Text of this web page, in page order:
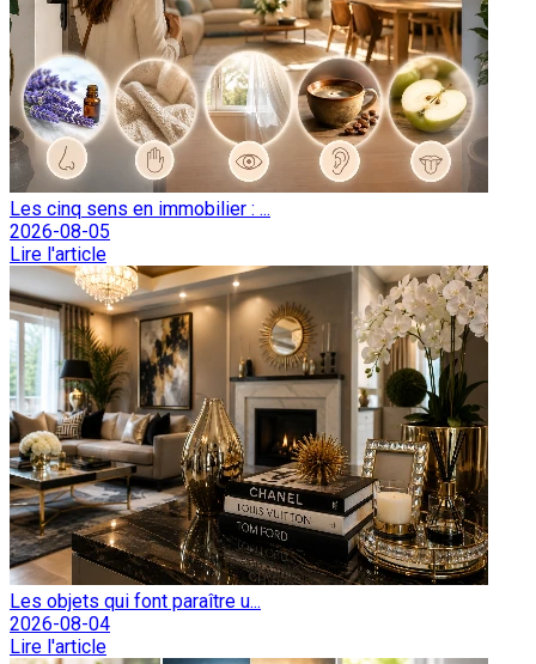
Les cinq sens en immobilier : ...
2026-08-05
Lire l'article
Les objets qui font paraître u...
2026-08-04
Lire l'article